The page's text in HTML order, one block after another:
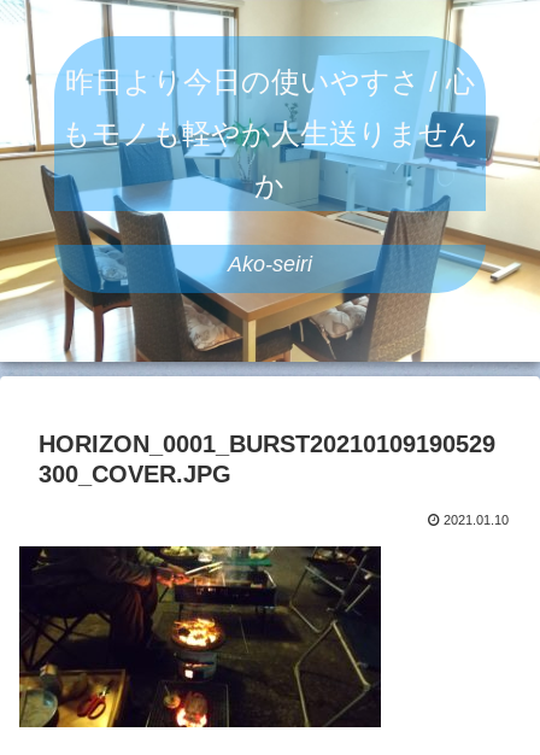
昨日より今日の使いやすさ / 心
もモノも軽やか人生送りません
か
Ako-seiri
HORIZON_0001_BURST20210109190529
300_COVER.JPG
2021.01.10